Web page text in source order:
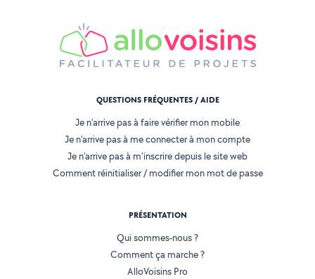
QUESTIONS FRÉQUENTES / AIDE
Je n'arrive pas à faire vérifier mon mobile
Je n'arrive pas à me connecter à mon compte
Je n'arrive pas à m'inscrire depuis le site web
Comment réinitialiser / modifier mon mot de passe
PRÉSENTATION
Qui sommes-nous ?
Comment ça marche ?
AlloVoisins Pro